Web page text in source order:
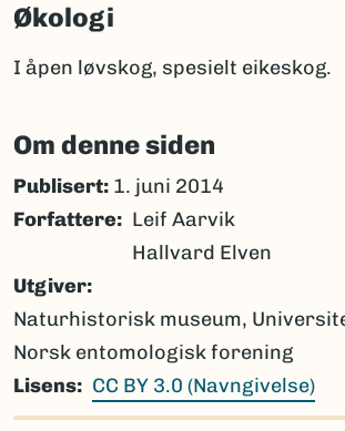
Økologi
I åpen løvskog, spesielt eikeskog.
Om denne siden
Publisert: 1. juni 2014
Forfattere
Leif Aarvik
Hallvard Elven
Utgiver
Naturhistorisk museum,
Norsk entomologisk forening
Lisens
CC BY 3.0 (Navngivelse)